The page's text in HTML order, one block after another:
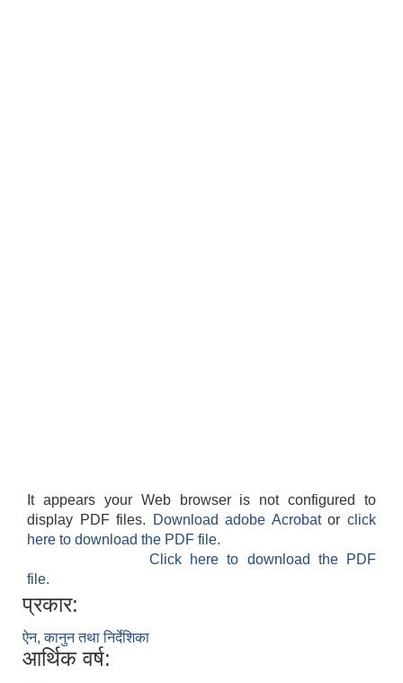
It appears your Web browser is not configured to
display PDF files.
Download adobe Acrobatorclick
here to download the PDF file.
Click here to download the PDF
file.
प्रकार:
ऐन, कानुन तथा निर्देशिका
आर्थिक वर्ष: